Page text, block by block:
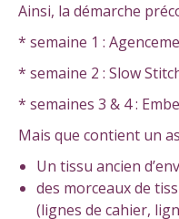
Ainsi, la démarche
* semaine 1 :
* semaine 2 : Slow
* semaines 3 & 4 :
Mais que contient un
Un tissu ancien
des morceaux de
(lignes de cahier,